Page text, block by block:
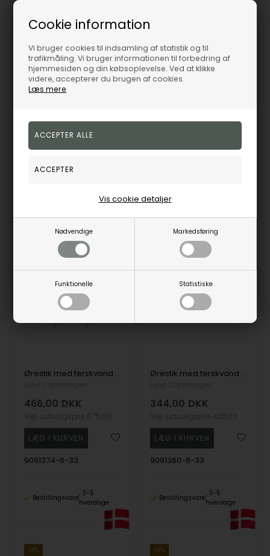
Cookie information
Vi bruger cookies til indsamling af statistik og til
trafikmåling. Vi bruger informationen til forbedring af
hjemmesiden og din købsoplevelse. Ved at klikke
videre, accepterer du brugen af cookies.
Læs mere
Nødvendige Markedsføring
Funktionelle Statistiske
Vis cookie detaljer
932,00 DKK
Fjernlager 3-5 hverdage Fjernlager 3-5 hverdage
19%
Ørestik med ferskvands perle 8-8,5mm og zirkonia sterling sølv
466,00 DKK
9091374-6-33
Bestillingsvare
3-5
hverdage
19%
Ørestik med ferskvandsperle 6,5-7mm og zirkonia sterling sølv
344,00 DKK
9091360-6-33
Bestillingsvare
3-5
hverdage
19% 19%